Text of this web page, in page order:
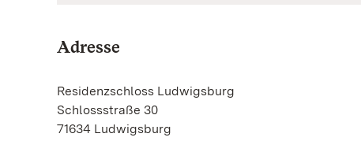
Adresse
Residenzschloss Ludwigsburg
Schlossstraße 30
71634 Ludwigsburg